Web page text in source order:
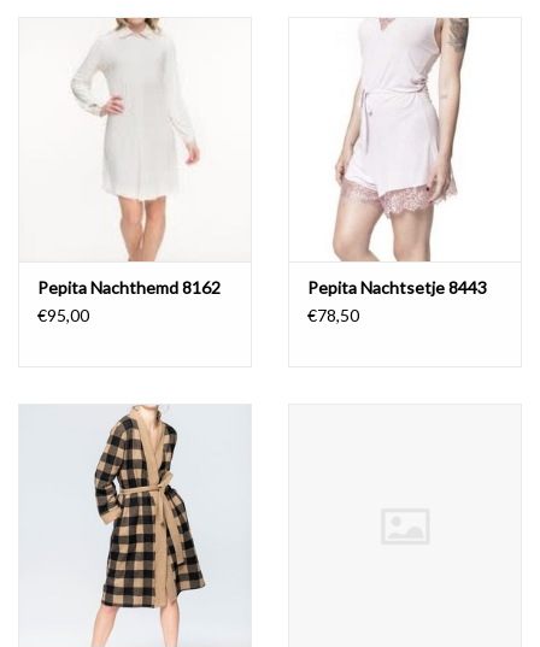
Lingerie-accessoires
Pepita Nachthemd 8162
€95,00
Pepita Nachtsetje 8443
€78,50